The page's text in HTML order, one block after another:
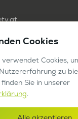
auf
Cookies
verwendet Cookies,
zu
Sie in unserer
.